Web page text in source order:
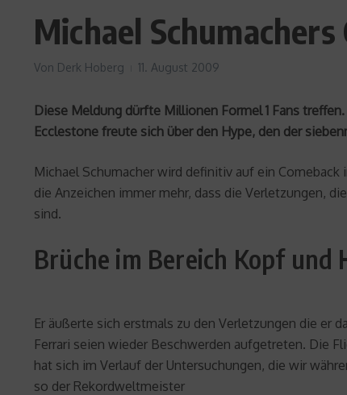
Michael
Von Derk Hoberg 11. August 2009
Diese Meldung dürfte Millionen Formel 1 Fans
Ecclestone freute sich über den Hype, den der
Michael Schumacher wird definitiv auf ein
die Anzeichen immer mehr, dass die Verletzungen,
sind.
Brüche im Bereich Kopf und
Er äußerte sich erstmals zu den Verletzungen die er
Ferrari seien wieder Beschwerden aufgetreten. Die
hat sich im Verlauf der Untersuchungen, die wir
so der Rekordweltmeister